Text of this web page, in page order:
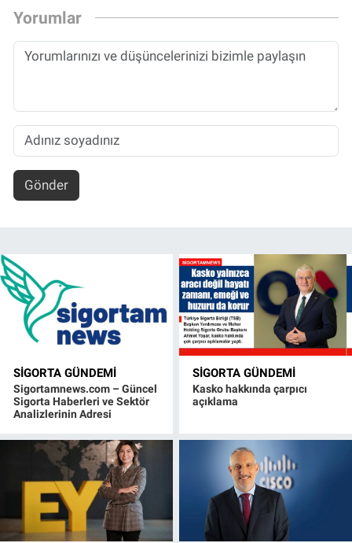
Yorumlar
Gönder
SIGORTA GÜNDEMI
Sigortamnews.com – Güncel
Sigorta Haberleri ve Sektör
Analizlerinin Adresi
SIGORTA GÜNDEMI
Kasko hakkında çarpıcı
açıklama